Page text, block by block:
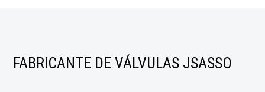
FABRICANTE DE VÁLVULAS JSASSO